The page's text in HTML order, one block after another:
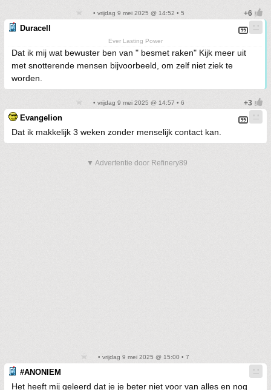
• vrijdag 9 mei 2025 @ 14:52 • 5
Duracell
Ever Lasting Power
Dat ik mij wat bewuster ben van " besmet raken" Kijk meer uit
met snotterende mensen bijvoorbeeld, om zelf niet ziek te
worden.
• vrijdag 9 mei 2025 @ 14:57 • 6
Evangelion
Dat ik makkelijk 3 weken zonder menselijk contact kan.
▼ Advertentie door Refinery89
• vrijdag 9 mei 2025 @ 15:00 • 7
#ANONIEM
Het heeft mij geleerd dat je je beter niet voor van alles en nog